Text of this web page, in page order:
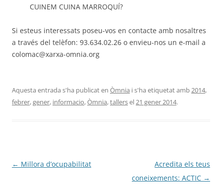
CUINEM CUINA MARROQUÍ?
Si esteus interessats poseu-vos en contacte amb nosaltres
a través del telèfon: 93.634.02.26 o envieu-nos un e-mail a
colomac@xarxa-omnia.org
Aquesta entrada s'ha publicat en Òmnia i s'ha etiquetat amb2014,
febrer,gener, informacio,Òmnia,tallersel21 gener 2014.
Navegació
← Millora d’ocupabilitat
Acredita els teus
coneixements: ACTIC →